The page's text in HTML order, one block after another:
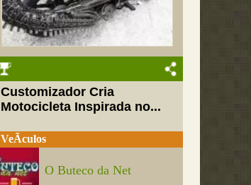
Customizador Cria
Motocicleta Inspirada no...
VeÃ­culos
O Buteco da Net